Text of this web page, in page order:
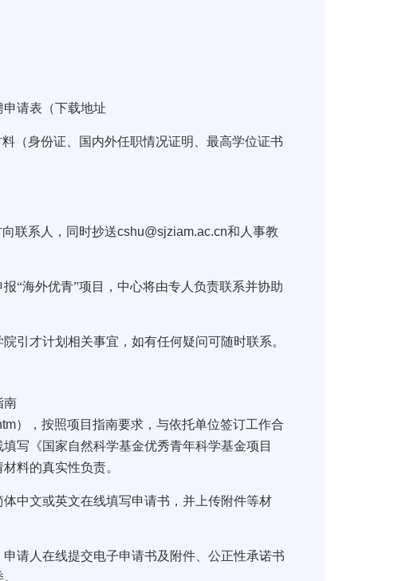
请表（下载地址
（身份证、国内外任职情况证明、最高学位证书
联系人，同时抄送cshu@sjziam.ac.cn和人事教
海外优青”项目，中心将由专人负责联系并协助
才计划相关事宜，如有任何疑问可随时联系。
南
），按照项目指南要求，与依托单位签订工作合
写《国家自然科学基金优秀青年科学基金项目
料的真实性负责。
中文或英文在线填写申请书，并上传附件等材
请人在线提交电子申请书及附件、公正性承诺书